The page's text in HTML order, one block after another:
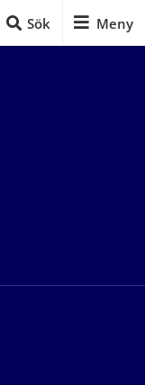
Sök Meny